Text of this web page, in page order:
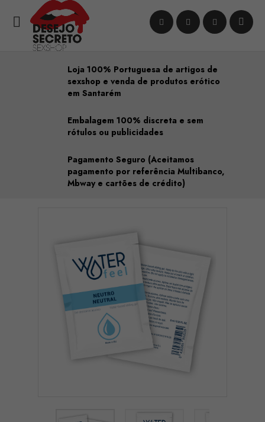

Loja 100% Portuguesa de artigos de
sexshop e venda de produtos erótico
em Santarém
Embalagem 100% discreta e sem
rótulos ou publicidades
Pagamento Seguro (Aceitamos
pagamento por referência Multibanco,
Mbway e cartões de crédito)